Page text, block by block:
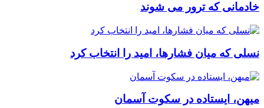
خادمانی که ترور می شوند
نسلی که میان فشارها، امید را انتخاب کرد
میهن، ایستاده در سکوت آسمان